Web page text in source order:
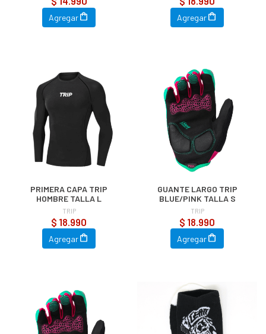
Agregar Agregar
PRIMERA CAPA TRIP
HOMBRE TALLA L
TRIP
$ 18.990
Agregar
GUANTE LARGO TRIP
BLUE/PINK TALLA S
TRIP
$ 18.990
Agregar